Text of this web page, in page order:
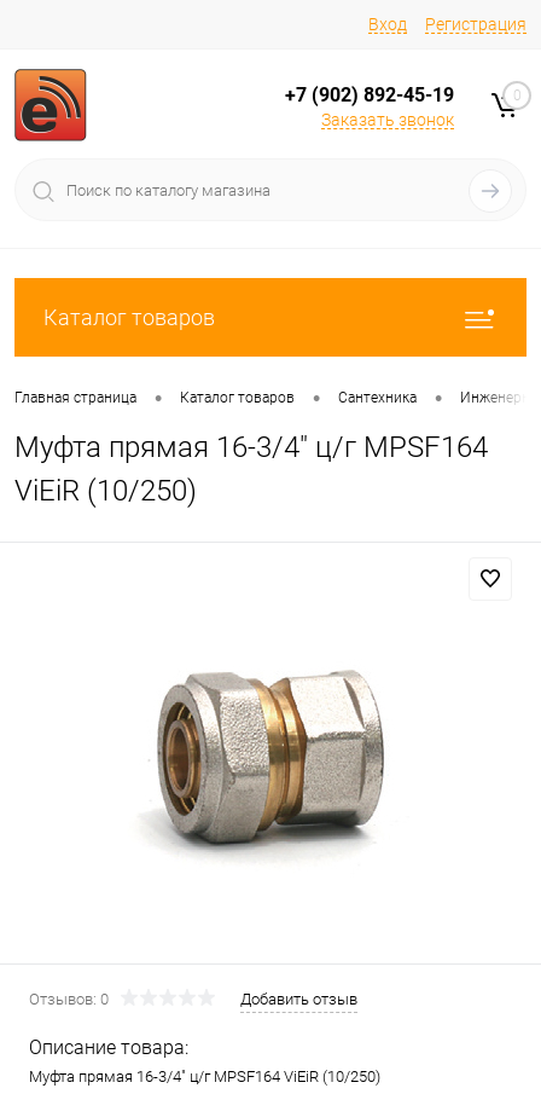
Вход Регистрация
+7 (902) 892-45-19
Заказать звонок
0
Каталог товаров
Главная страница • Каталог товаров • Сантехника •
Муфта прямая 16-3/4" ц/г MPSF164
ViEiR (10/250)
Отзывов: 0 Добавить отзыв
Описание товара:
Муфта прямая 16-3/4" ц/г MPSF164 ViEiR (10/250)